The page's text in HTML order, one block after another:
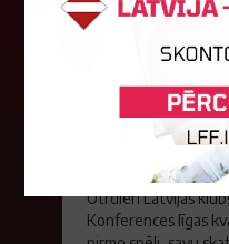
FK "Auda"
turpina
Otrdien Latvijas
Konferences līgas